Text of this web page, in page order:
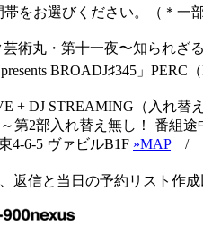
帯をお選びください。（＊一
芸術丸・第十一夜〜知られ
presents BROADJ♯345」PERC
+ DJ STREAMING（入れ替
第2部入れ替え無し！ 番組途
4-6-5 ヴァビルB1F »MAP/
返信と当日の予約リスト作